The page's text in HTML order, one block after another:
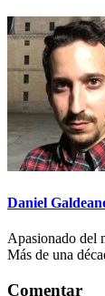
Daniel
Apasionado del
Más de una
Comentar